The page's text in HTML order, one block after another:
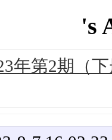
's
年第2期（